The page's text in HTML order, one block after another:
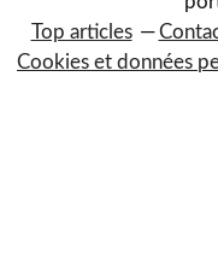
Top articles
Cookies et données